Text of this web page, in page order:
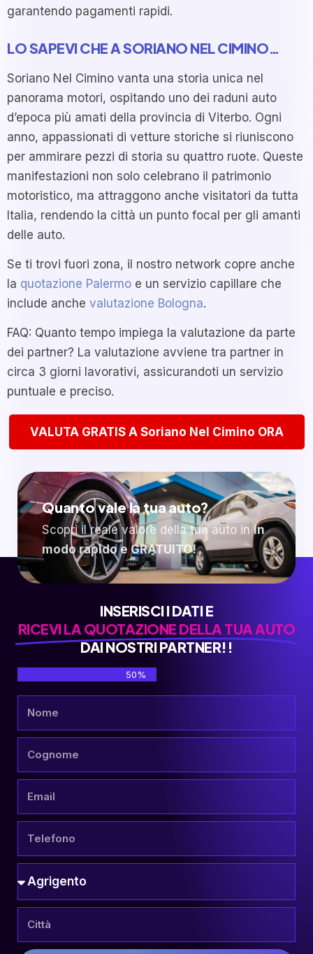
garantendo pagamenti rapidi.
LO SAPEVI CHE A SORIANO NEL CIMINO…
Soriano Nel Cimino vanta una storia unica nel
panorama motori, ospitando uno dei raduni auto
d’epoca più amati della provincia di Viterbo. Ogni
anno, appassionati di vetture storiche si riuniscono
per ammirare pezzi di storia su quattro ruote. Queste
manifestazioni non solo celebrano il patrimonio
motoristico, ma attraggono anche visitatori da tutta
Italia, rendendo la città un punto focal per gli amanti
delle auto.
Se ti trovi fuori zona, il nostro network copre anche
la quotazione Palermo e un servizio capillare che
include anche valutazione Bologna.
FAQ: Quanto tempo impiega la valutazione da parte
dei partner? La valutazione avviene tra partner in
circa 3 giorni lavorativi, assicurandoti un servizio
puntuale e preciso.
VALUTA GRATIS A Soriano Nel Cimino ORA
Quanto vale la tua auto?
Scopri il reale valore della tua auto in in
modo rapido e GRATUITO!
INSERISCI I DATI E
RICEVI LA QUOTAZIONE DELLA TUA AUTO
DAI NOSTRI PARTNER!!
50%